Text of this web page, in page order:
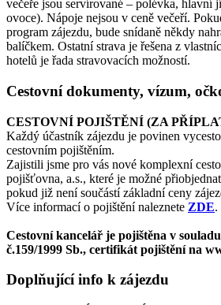
večeře jsou servírované – polévka, hlavní
ovoce). Nápoje nejsou v ceně večeří.
program zájezdu, bude snídaně někdy
balíčkem. Ostatní strava je řešena z
hotelů je řada stravovacích možností.
Cestovní dokumenty, vízum,
CESTOVNÍ POJIŠTĚNÍ (ZA
Každý účastník zájezdu je povinen
cestovním pojištěním.
Zajistili jsme pro vás nové komplexní
pojišťovna, a.s., které je možné
pokud již není součástí základní ceny
Více informací o pojištění naleznete ZDE.
Cestovní kancelář je pojištěna v
č.159/1999 Sb., certifikát pojištění na
Doplňující info k zájezdu